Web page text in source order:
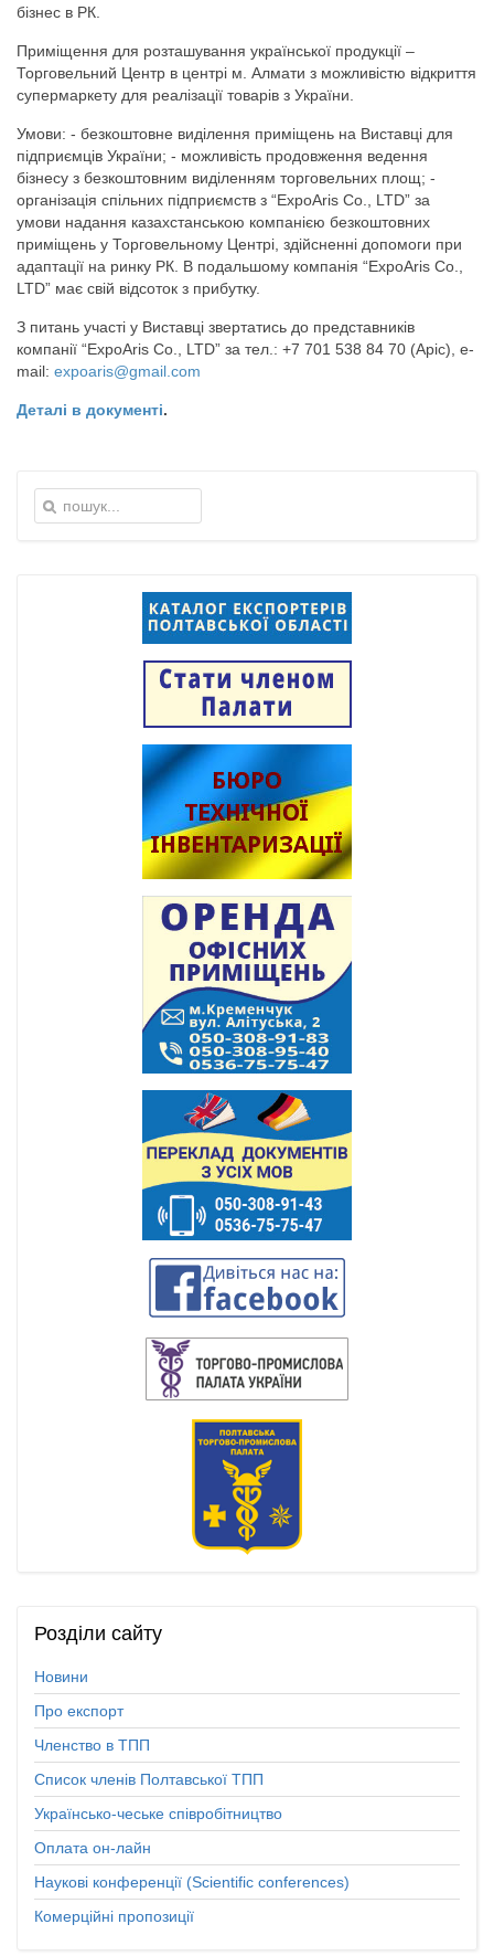
бізнес в РК.
Приміщення для розташування української продукції –
Торговельний Центр в центрі м. Алмати з можливістю відкриття
супермаркету для реалізації товарів з України.
Умови: - безкоштовне виділення приміщень на Виставці для
підприємців України; - можливість продовження ведення
бізнесу з безкоштовним виділенням торговельних площ; -
організація спільних підприємств з “ExpoAris Co., LTD” за
умови надання казахстанською компанією безкоштовних
приміщень у Торговельному Центрі, здійсненні допомоги при
адаптації на ринку РК. В подальшому компанія “ExpoAris Co.,
LTD” має свій відсоток з прибутку.
З питань участі у Виставці звертатись до представників
компанії “ExpoAris Co., LTD” за тел.: +7 701 538 84 70 (Аріс), e-
mail: expoaris@gmail.com
Деталі в документі.
Розділи сайту
Новини
Про експорт
Членство в ТПП
Список членів Полтавської ТПП
Українсько-чеське співробітництво
Оплата он-лайн
Наукові конференції (Scientific conferences)
Комерційні пропозиції